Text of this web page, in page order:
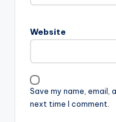
Website
Save my name,
next time I comment.